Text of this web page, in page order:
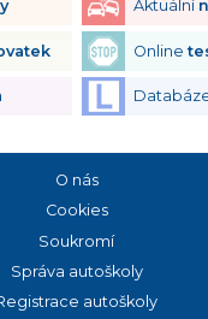
Aktuální
Online
O nás
Cookies
Soukromí
Správa autoškoly
autoškoly